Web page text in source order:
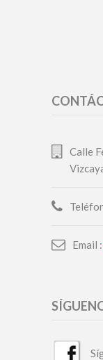
Calle
Email :